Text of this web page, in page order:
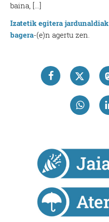
baina, […]
Izatetik egitera jardunaldiak
bagera-(e)n agertu zen.